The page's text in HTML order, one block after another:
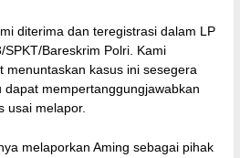
diterima dan teregistrasi dalam LP
Bareskrim Polri. Kami
menuntaskan kasus ini sesegera
mempertanggungjawabkan
usai melapor.
melaporkan Aming sebagai pihak